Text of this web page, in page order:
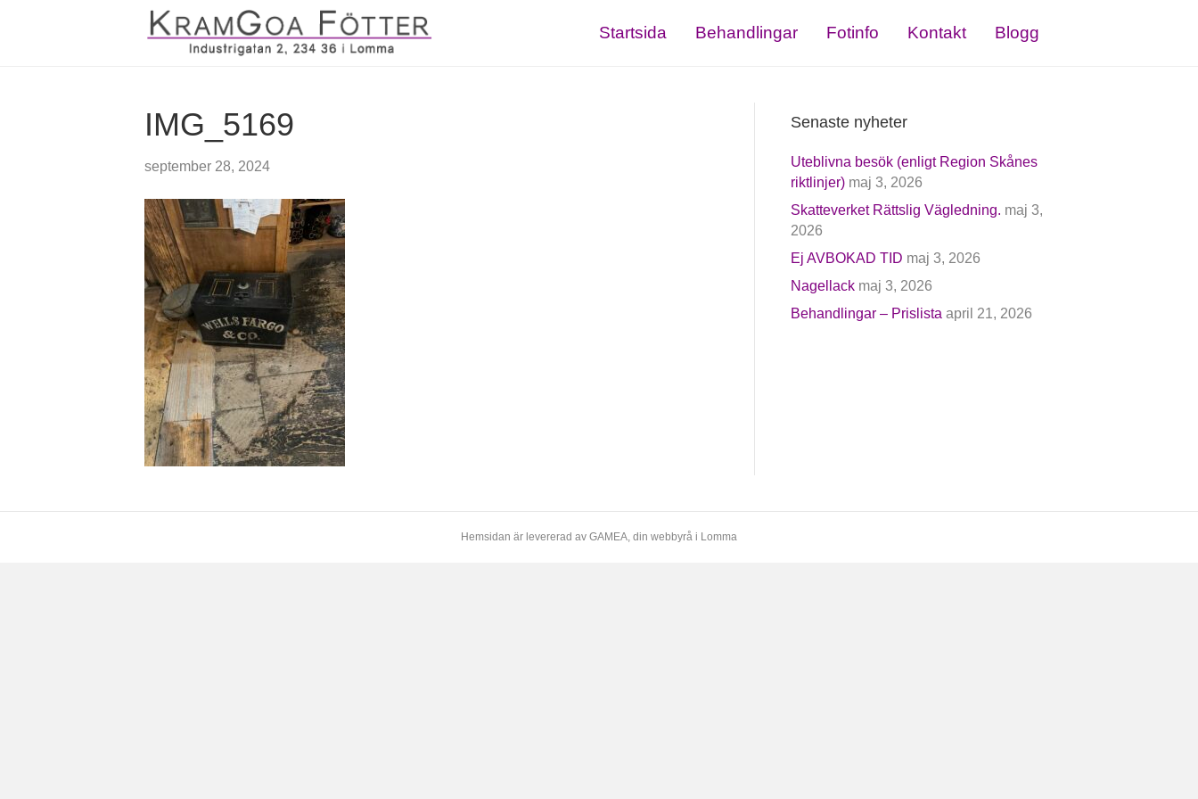
Startsida Behandlingar Fotinfo Kontakt Blogg
IMG_5169
september 28, 2024
Senaste nyheter
Uteblivna besök (enligt Region Skånes
riktlinjer) maj 3, 2026
Skatteverket Rättslig Vägledning. maj 3,
2026
Ej AVBOKAD TID maj 3, 2026
Nagellack maj 3, 2026
Behandlingar – Prislista april 21, 2026
Hemsidan är levererad av GAMEA, din webbyrå i Lomma